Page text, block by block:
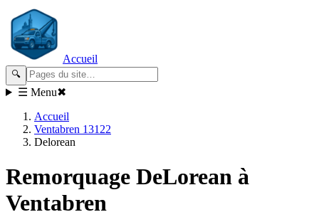
Accueil
🔍
☰ Menu✖
Accueil
Ventabren 13122
Delorean
Remorquage DeLorean à
Ventabren